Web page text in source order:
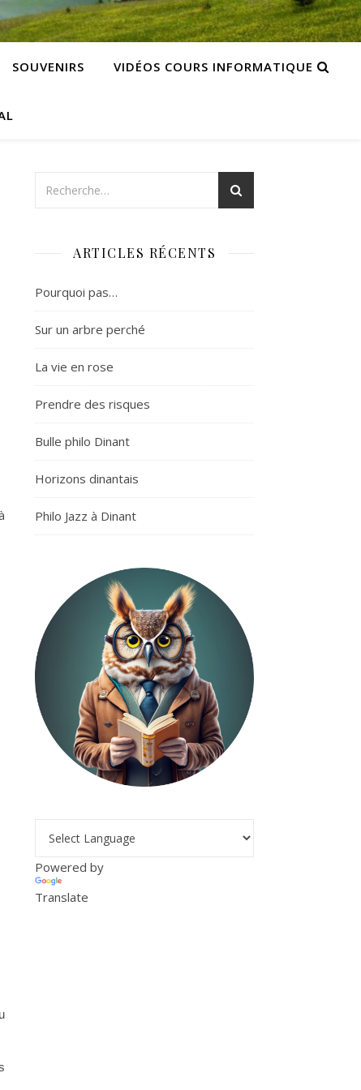
SOUVENIRS VIDÉOS COURS INFORMATIQUE
ARTICLES RÉCENTS
Pourquoi pas…
Sur un arbre perché
La vie en rose
Prendre des risques
Bulle philo Dinant
Horizons dinantais
Philo Jazz à Dinant
Powered by
Translate